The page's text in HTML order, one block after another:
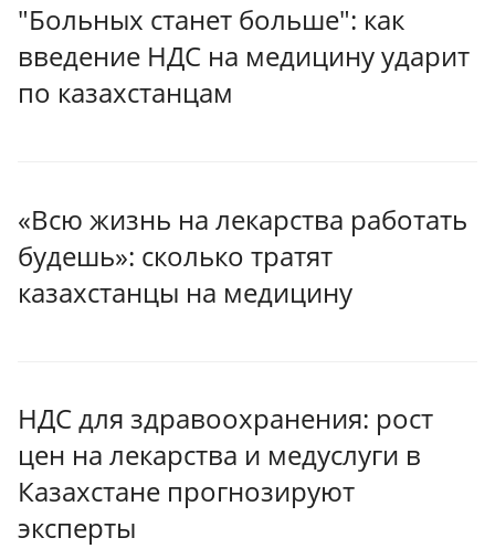
"Больных станет больше": как
введение НДС на медицину ударит
по казахстанцам
«Всю жизнь на лекарства работать
будешь»: сколько тратят
казахстанцы на медицину
НДС для здравоохранения: рост
цен на лекарства и медуслуги в
Казахстане прогнозируют
эксперты